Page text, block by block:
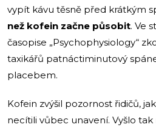
vypít kávu těsně před krátkým
než kofein začne působit. Ve
časopise „Psychophysiology“
taxikářů patnáctiminutový
placebem.
Kofein zvýšil pozornost řidičů,
necítili vůbec unavení. Vyšlo